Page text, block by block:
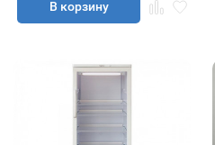
В корзину